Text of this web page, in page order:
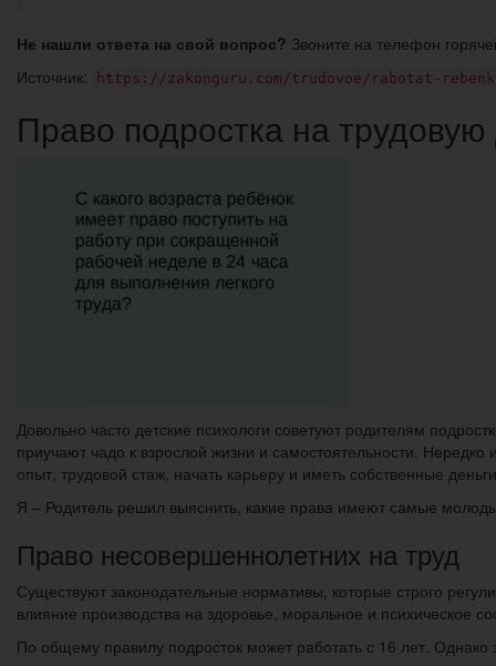
Не нашли ответа на свой вопрос? Звоните на телефон
Источник:
https://zakonguru.com/trudovoe/rabotat-
Право подростка на
Довольно часто детские психологи советуют родителям
приучают чадо к взрослой жизни и самостоятельности.
опыт, трудовой стаж, начать карьеру и иметь собственные
Я – Родитель решил выяснить, какие права имеют самые
Право несовершеннолетних на труд
Существуют законодательные нормативы, которые строго
влияние производства на здоровье, моральное и психическое
По общему правилу подросток может работать с 16 лет.